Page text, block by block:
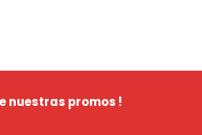
nuestras promos !